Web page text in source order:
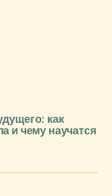
как
и чему научатся